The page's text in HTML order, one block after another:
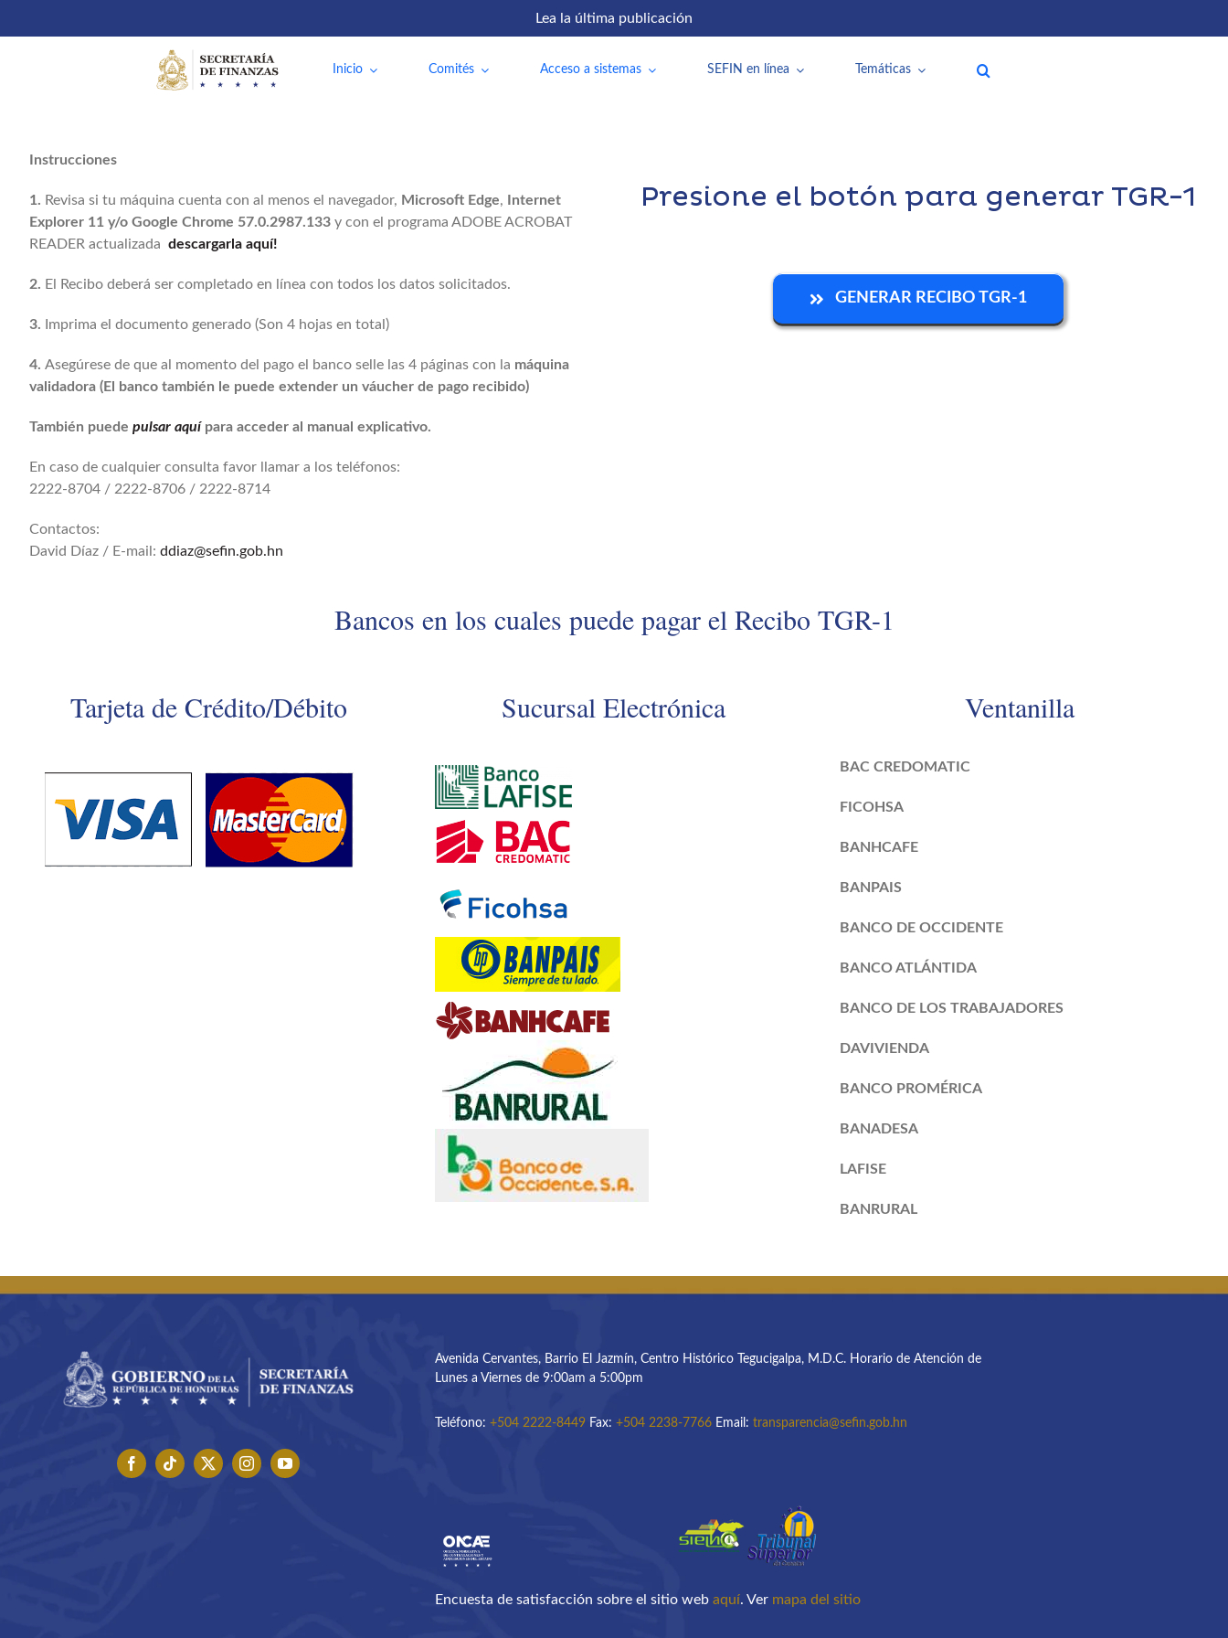
Lea la última publicación
Inicio Comités Acceso a sistemas SEFIN en línea Temáticas
Instrucciones
1. Revisa si tu máquina cuenta con al menos el navegador, Microsoft Edge,
Internet
Explorer 11 y/o Google Chrome 57.0.2987.133 y con el programa ADOBE ACROBAT
READER actualizada descargarla aquí!
2. El Recibo deberá ser completado en línea con todos los datos solicitados.
3. Imprima el documento generado (Son 4 hojas en total)
4. Asegúrese de que al momento del pago el banco selle las 4 páginas con la máquina
validadora (El banco también le puede extender un váucher de pago recibido)
También puede pulsar aquípara acceder al manual explicativo.
En caso de cualquier consulta favor llamar a los teléfonos:
2222-8704 / 2222-8706 / 2222-8714
Contactos:
David Díaz / E-mail: ddiaz@sefin.gob.hn
Presione el botón para generar TGR-1
GENERAR RECIBO TGR-1
Bancos en los cuales puede pagar el Recibo TGR-1
Tarjeta de Crédito/Débito Sucursal Electrónica Ventanilla
BAC CREDOMATIC
FICOHSA
BANHCAFE
BANPAIS
BANCO DE OCCIDENTE
BANCO ATLÁNTIDA
BANCO DE LOS TRABAJADORES
DAVIVIENDA
BANCO PROMÉRICA
BANADESA
LAFISE
BANRURAL
Avenida Cervantes, Barrio El Jazmín, Centro Histórico Tegucigalpa, M.D.C. Horario de Atención de
Lunes a Viernes de 9:00am a 5:00pm
Teléfono: +504 2222-8449Fax: +504 2238-7766Email: transparencia@sefin.gob.hn
Encuesta de satisfacción sobre el sitio web aquí. Ver mapa del sitio